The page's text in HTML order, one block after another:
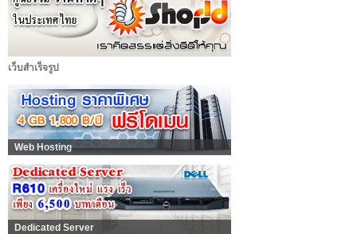
เว็บสำเร็จรูป
Web Hosting
Dedicated Server